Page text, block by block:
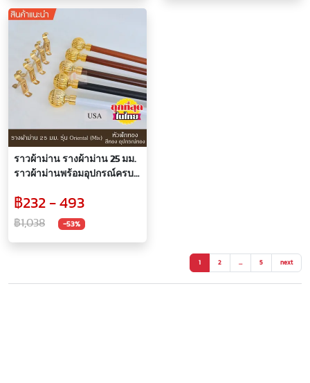
ราวผ้าม่าน รางผ้าม่าน 25 มม.
ราวผ้าม่านพร้อมอุปกรณ์ครบ
฿232 - 493
฿1,038 -53%
1 2 … 5 next